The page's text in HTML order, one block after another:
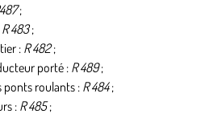
;
R 483;
: R 482;
porté : R 489;
ponts roulants : R 484;
: R 485;